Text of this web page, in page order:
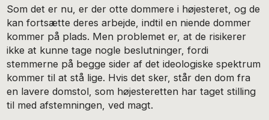
Som det er nu, er der otte dommere i højesteret, og de
kan fortsætte deres arbejde, indtil en niende dommer
kommer på plads. Men problemet er, at de risikerer
ikke at kunne tage nogle beslutninger, fordi
stemmerne på begge sider af det ideologiske spektrum
kommer til at stå lige. Hvis det sker, står den dom fra
en lavere domstol, som højesteretten har taget stilling
til med afstemningen, ved magt.